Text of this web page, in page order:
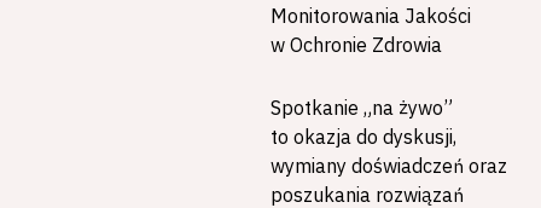
Monitorowania Jakości
w Ochronie Zdrowia
Spotkanie „na żywo”
to okazja do dyskusji,
wymiany doświadczeń oraz
poszukania rozwiązań